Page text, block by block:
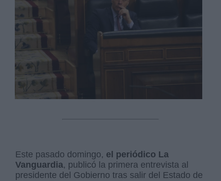
Este pasado domingo, el periódico La
Vanguardia, publicó la primera entrevista al
presidente del Gobierno tras salir del Estado de